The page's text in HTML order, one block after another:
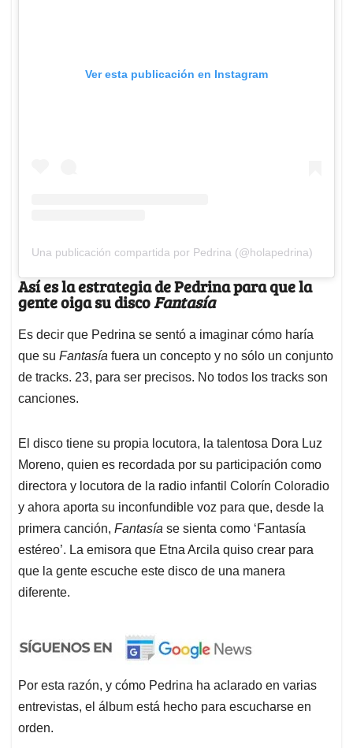
Ver esta publicación en Instagram
Una publicación compartida por Pedrina (@holapedrina)
Así es la estrategia de Pedrina para que la
gente oiga su discoFantasía
Es decir que Pedrina se sentó a imaginar cómo haría
que su Fantasía fuera un concepto y no sólo un conjunto
de tracks. 23, para ser precisos. No todos los tracks son
canciones.
El disco tiene su propia locutora, la talentosa Dora Luz
Moreno, quien es recordada por su participación como
directora y locutora de la radio infantil Colorín Coloradio
y ahora aporta su inconfundible voz para que, desde la
primera canción, Fantasía se sienta como ‘Fantasía
estéreo’. La emisora que Etna Arcila quiso crear para
que la gente escuche este disco de una manera
diferente.
Por esta razón, y cómo Pedrina ha aclarado en varias
entrevistas, el álbum está hecho para escucharse en
orden.